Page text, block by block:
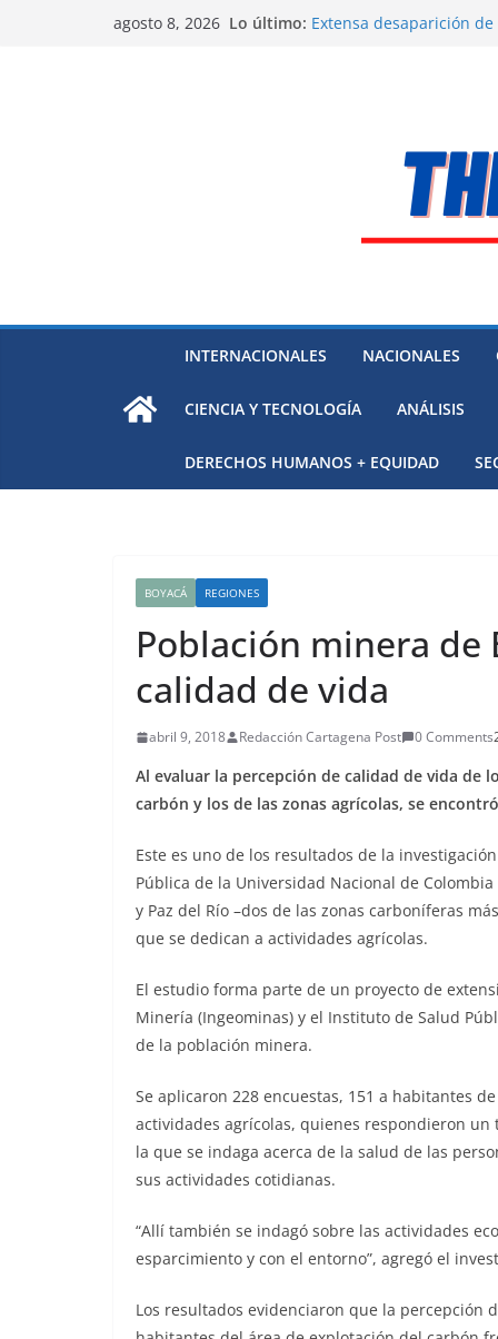
agosto 8, 2026 Lo último: Extensa desaparición
Alarma a expertos de
INTERNACIONALES NACIONALES
CIENCIA Y TECNOLOGÍA ANÁLISIS
DERECHOS HUMANOS + EQUIDAD
BOYACÁ REGIONES
Población minera
calidad de vida
abril 9, 2018 Redacción Cartagena Post 0 Comments
Al evaluar la percepción de calidad de vida de
carbón y los de las zonas agrícolas, se
Este es uno de los resultados de la
Pública de la Universidad Nacional de
y Paz del Río –dos de las zonas carboníferas
que se dedican a actividades agrícolas.
El estudio forma parte de un proyecto de
Minería (Ingeominas) y el Instituto de Salud
de la población minera.
Se aplicaron 228 encuestas, 151 a habitantes
actividades agrícolas, quienes respondieron un
la que se indaga acerca de la salud de las
sus actividades cotidianas.
“Allí también se indagó sobre las actividades
esparcimiento y con el entorno”, agregó el
Los resultados evidenciaron que la percepción